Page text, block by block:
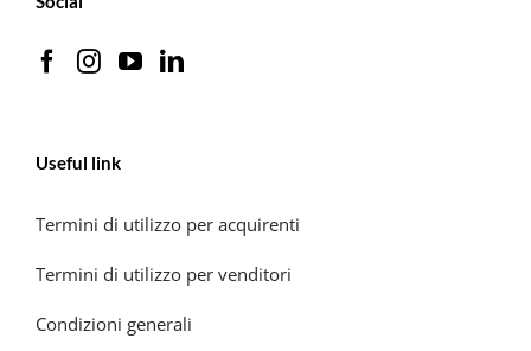
Useful link
Termini di utilizzo per acquirenti
Termini di utilizzo per venditori
Condizioni generali